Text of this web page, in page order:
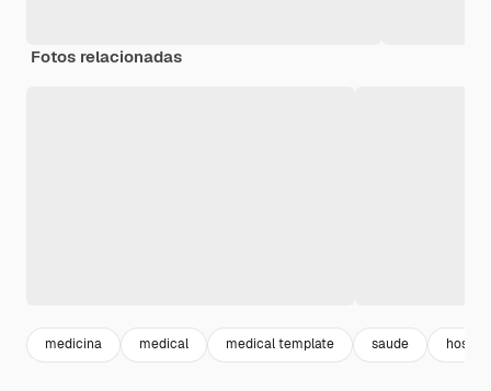
Fotos relacionadas
medicina medical medical template saude